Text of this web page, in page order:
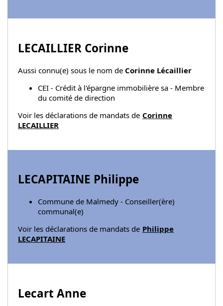
LECAILLIER Corinne
Aussi connu(e) sous le nom de Corinne Lécaillier
CEI - Crédit à l'épargne immobilière sa - Membre
du comité de direction
Voir les déclarations de mandats de Corinne
LECAILLIER
LECAPITAINE Philippe
Commune de Malmedy - Conseiller(ère)
communal(e)
Voir les déclarations de mandats de Philippe
LECAPITAINE
Lecart Anne